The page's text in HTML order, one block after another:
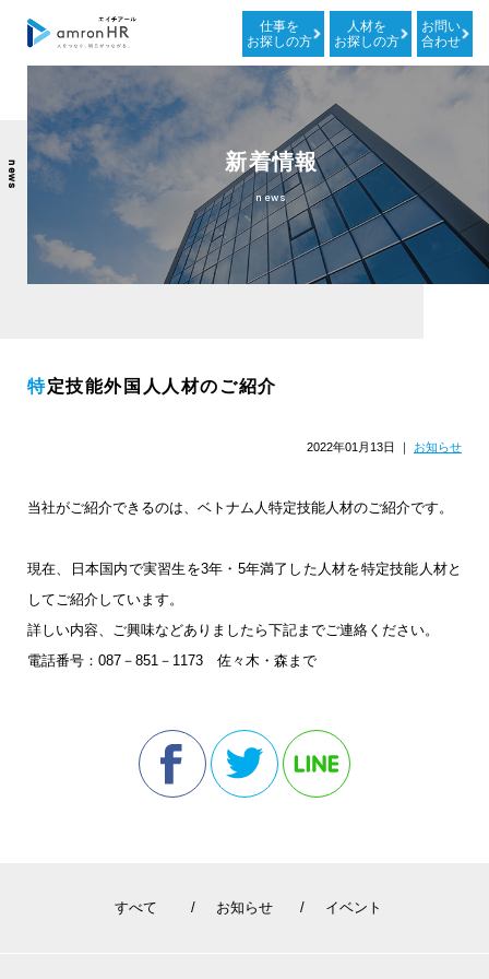
仕事を
お探しの方
人材を
お探しの方
お問い
合わせ
新着情報
news
news
特定技能外国人人材のご紹介
2022年01月13日 ｜ お知らせ
当社がご紹介できるのは、ベトナム人特定技能人材のご紹介です。
現在、日本国内で実習生を3年・5年満了した人材を特定技能人材と
してご紹介しています。
詳しい内容、ご興味などありましたら下記までご連絡ください。
電話番号：087－851－1173 佐々木・森まで
すべて お知らせ イベント